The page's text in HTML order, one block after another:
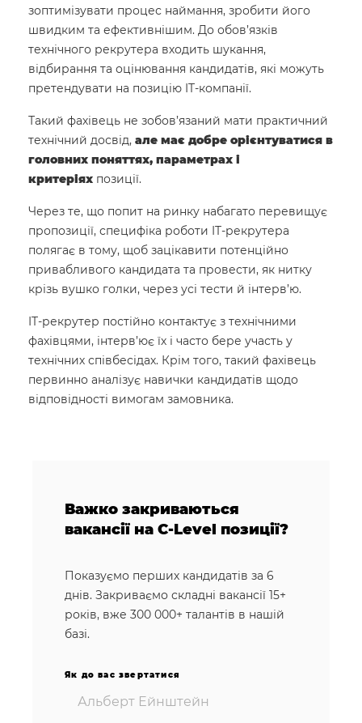
зоптимізувати процес наймання, зробити його
швидким та ефективнішим. До обов’язків
технічного рекрутера входить шукання,
відбирання та оцінювання кандидатів, які можуть
претендувати на позицію IT-компанії.
Такий фахівець не зобов’язаний мати практичний
технічний досвід, але має добре орієнтуватися в
головних поняттях, параметрах і
критеріях позиції.
Через те, що попит на ринку набагато перевищує
пропозиції, специфіка роботи IT-рекрутера
полягає в тому, щоб зацікавити потенційно
привабливого кандидата та провести, як нитку
крізь вушко голки, через усі тести й інтерв’ю.
IT-рекрутер постійно контактує з технічними
фахівцями, інтерв’ює їх і часто бере участь у
технічних співбесідах. Крім того, такий фахівець
первинно аналізує навички кандидатів щодо
відповідності вимогам замовника.
Важко закриваються
вакансії на C-Level позиції?
Показуємо перших кандидатів за 6
днів. Закриваємо складні вакансії 15+
років, вже 300 000+ талантів в нашій
базі.
Як до вас звертатися